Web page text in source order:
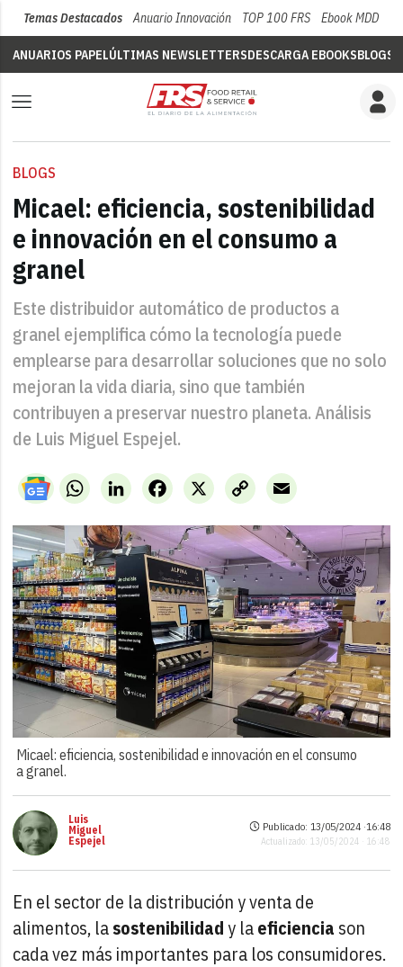
Temas Destacados Anuario Innovación TOP 100 FRS Ebook MDD
ANUARIOS PAPELÚLTIMAS NEWSLETTERSDESCARGA EBOOKSBLOGS
BLOGS
Micael: eficiencia, sostenibilidad
e innovación en el consumo a
granel
Este distribuidor automático de productos a
granel ejemplifica cómo la tecnología puede
emplearse para desarrollar soluciones que no solo
mejoran la vida diaria, sino que también
contribuyen a preservar nuestro planeta. Análisis
de Luis Miguel Espejel.
WhatsAppLinkedIn X
Facebook
Copy
Link
Email
Micael: eficiencia, sostenibilidad e innovación en el consumo
a granel.
Luis
Miguel
Espejel
Publicado: 13/05/2024 ·16:48
Actualizado: 13/05/2024 · 16:48
En el sector de la distribución y venta de
alimentos, lasostenibilidady laeficiencia son
cada vez más importantes para los consumidores.